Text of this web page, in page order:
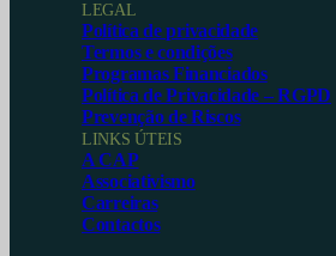
LEGAL
Política de privacidade
Termos e condições
Programas Financiados
Política de Privacidade – RGPD
Prevenção de Riscos
LINKS ÚTEIS
A CAP
Associativismo
Carreiras
Contactos